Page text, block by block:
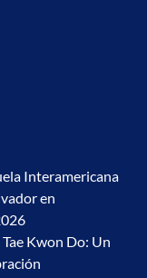
Interamericana
en
Kwon Do: Un